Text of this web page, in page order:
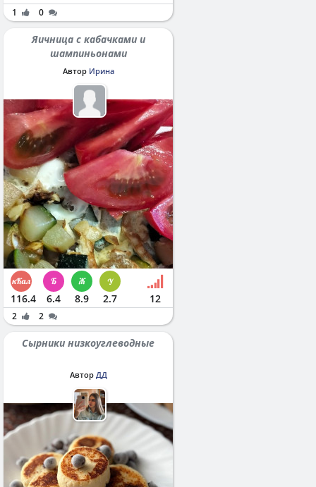
1 0
Яичница с кабачками и
шампиньонами
Автор Ирина
116.4 6.4 8.9 2.7 12
2 2
Сырники низкоуглеводные
Автор ДД